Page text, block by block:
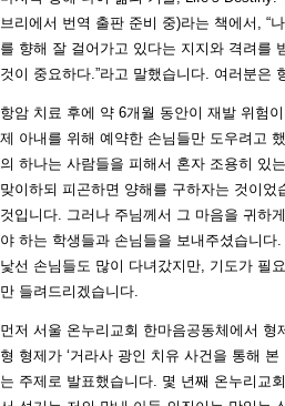
브리에서 번역 출판 준비 중)라는 책에서, “
를 향해 잘 걸어가고 있다는 지지와 격려를
것이 중요하다.”라고 말했습니다. 여러분은
항암 치료 후에 약 6개월 동안이 재발 위험
제 아내를 위해 예약한 손님들만 도우려고
의 하나는 사람들을 피해서 혼자 조용히 있
맞이하되 피곤하면 양해를 구하자는 것이
것입니다. 그러나 주님께서 그 마음을 귀하
야 하는 학생들과 손님들을 보내주셨습니
낯선 손님들도 많이 다녀갔지만, 기도가 필
만 들려드리겠습니다.
먼저 서울 온누리교회 한마음공동체에서
형 형제가 ‘거라사 광인 치유 사건을 통해
는 주제로 발표했습니다. 몇 년째 온누리교